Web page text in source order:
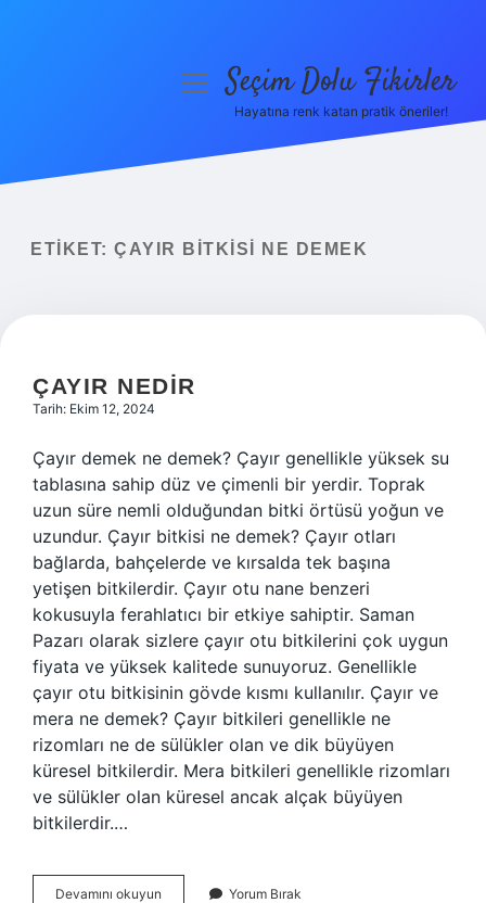
Yasal Uyarı
menüyüSeçim Dolu Fikirler
Hayatına renk katan pratik öneriler!
ETIKET: ÇAYIR BITKISI NE DEMEK
ÇAYIR NEDIR
Tarih: Ekim 12, 2024
Çayır demek ne demek? Çayır genellikle yüksek su
tablasına sahip düz ve çimenli bir yerdir. Toprak
uzun süre nemli olduğundan bitki örtüsü yoğun ve
uzundur. Çayır bitkisi ne demek? Çayır otları
bağlarda, bahçelerde ve kırsalda tek başına
yetişen bitkilerdir. Çayır otu nane benzeri
kokusuyla ferahlatıcı bir etkiye sahiptir. Saman
Pazarı olarak sizlere çayır otu bitkilerini çok uygun
fiyata ve yüksek kalitede sunuyoruz. Genellikle
çayır otu bitkisinin gövde kısmı kullanılır. Çayır ve
mera ne demek? Çayır bitkileri genellikle ne
rizomları ne de sülükler olan ve dik büyüyen
küresel bitkilerdir. Mera bitkileri genellikle rizomları
ve sülükler olan küresel ancak alçak büyüyen
bitkilerdir.…
Devamını okuyun Yorum Bırak